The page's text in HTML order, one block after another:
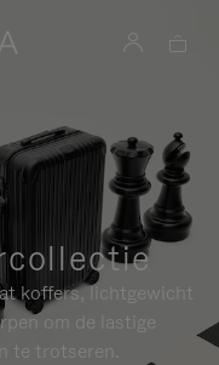
koffers, lichtgewicht
om de lastige
te trotseren.